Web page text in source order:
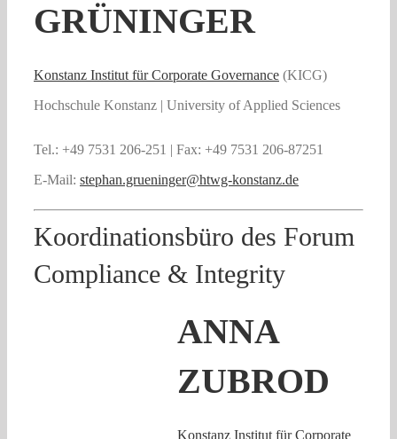
GRÜNINGER
Konstanz Institut für Corporate Governance (KICG)
Hochschule Konstanz | University of Applied Sciences
Tel.: +49 7531 206-251 | Fax: +49 7531 206-87251
E-Mail: stephan.grueninger@htwg-konstanz.de
Koordinationsbüro des Forum
Compliance & Integrity
ANNA
ZUBROD
Konstanz Institut für Corporate